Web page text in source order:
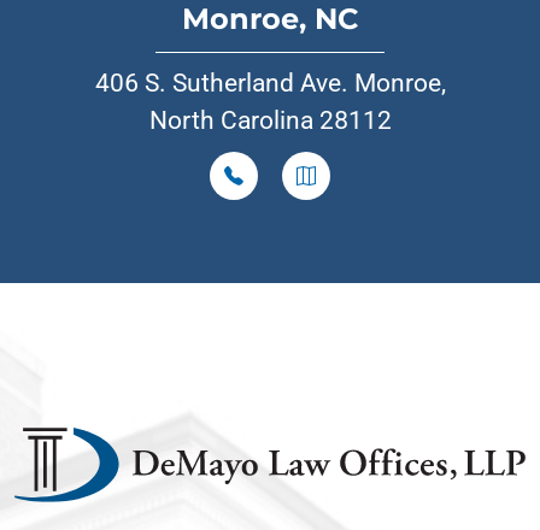
Monroe, NC
406 S. Sutherland Ave. Monroe,
North Carolina 28112